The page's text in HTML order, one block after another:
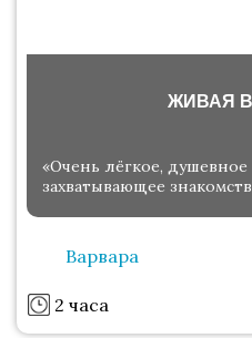
ЖИВАЯ
«Очень лёгкое,
захватывающее
Варвара
2 часа